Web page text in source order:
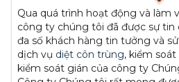
Qua quá trình hoạt động và làm
công ty chúng tôi đã được sự tin
đa số khách hàng tin tưởng và
dịch vụ diệt côn trùng, kiểm
kiểm soát gián của công ty